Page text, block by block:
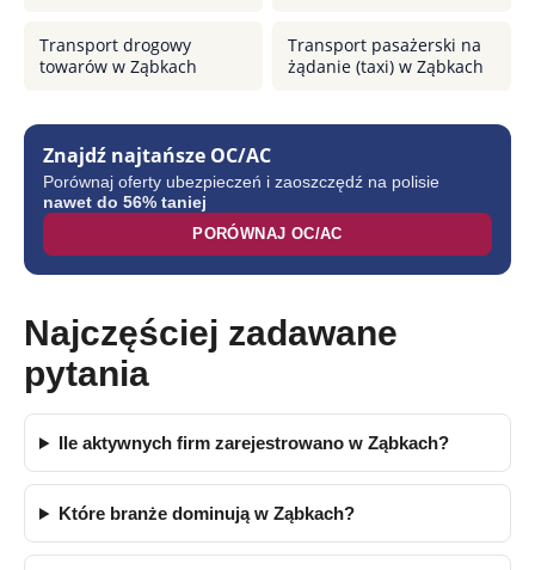
Transport drogowy
towarów w Ząbkach
Transport pasażerski na
żądanie (taxi) w Ząbkach
Znajdź najtańsze OC/AC
Porównaj oferty ubezpieczeń i zaoszczędź na polisie
nawet do 56% taniej
PORÓWNAJ OC/AC
Najczęściej zadawane
pytania
Ile aktywnych firm zarejestrowano w Ząbkach?
Które branże dominują w Ząbkach?